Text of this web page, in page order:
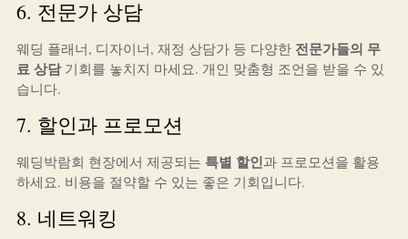
6. 전문가 상담
웨딩 플래너, 디자이너, 재정 상담가 등 다양한 전문가들의 무
료 상담기회를 놓치지 마세요. 개인 맞춤형 조언을 받을 수 있
습니다.
7. 할인과 프로모션
웨딩박람회 현장에서 제공되는 특별 할인과 프로모션을 활용
하세요. 비용을 절약할 수 있는 좋은 기회입니다.
8. 네트워킹